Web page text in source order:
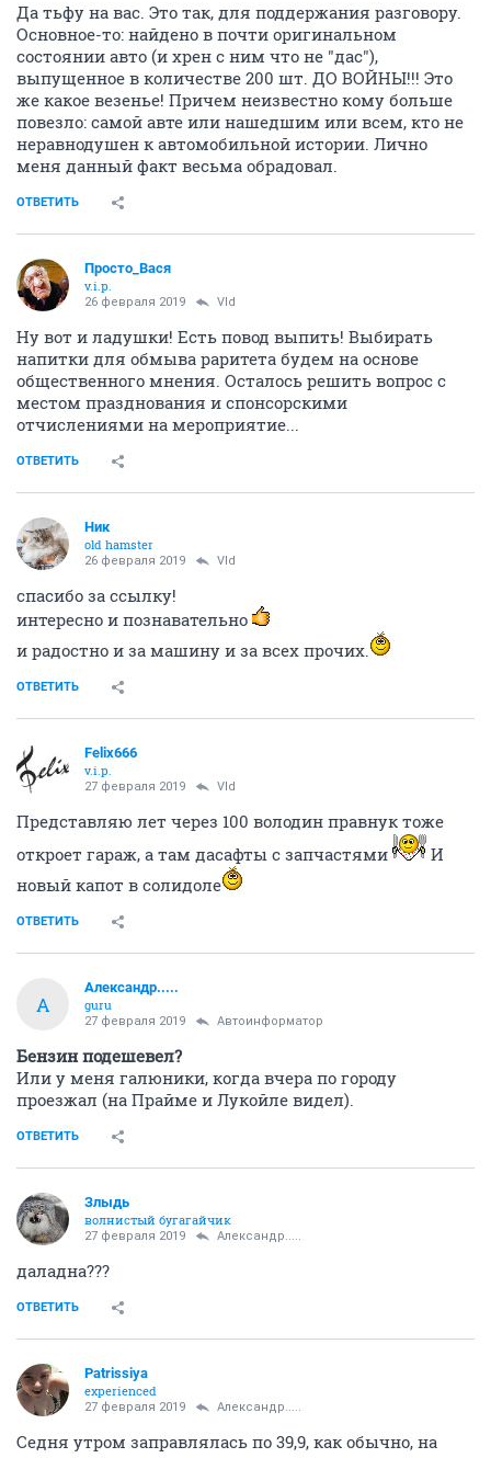
Да тьфу на вас. Это так, для поддержания разговору.
Основное-то: найдено в почти оригинальном
состоянии авто (и хрен с ним что не "дас"),
выпущенное в количестве 200 шт. ДО ВОЙНЫ!!! Это
же какое везенье! Причем неизвестно кому больше
повезло: самой авте или нашедшим или всем, кто не
неравнодушен к автомобильной истории. Лично
меня данный факт весьма обрадовал.
ОТВЕТИТЬ
Просто_Вася
v.i.p.
26 февраля 2019 Vld
Ну вот и ладушки! Есть повод выпить! Выбирать
напитки для обмыва раритета будем на основе
общественного мнения. Осталось решить вопрос с
местом празднования и спонсорскими
отчислениями на мероприятие...
ОТВЕТИТЬ
Ник
old hamster
26 февраля 2019 Vld
спасибо за ссылку!
интересно и познавательно
и радостно и за машину и за всех прочих.
ОТВЕТИТЬ
Felix666
v.i.p.
27 февраля 2019 Vld
Представляю лет через 100 володин правнук тоже
откроет гараж, а там дасафты с запчастями
И
новый капот в солидоле
ОТВЕТИТЬ
А
Александр.....
guru
27 февраля 2019 Автоинформатор
Бензин подешевел?
Или у меня галюники, когда вчера по городу
проезжал (на Прайме и Лукойле видел).
ОТВЕТИТЬ
Злыдь
волнистый бугагайчик
27 февраля 2019 Александр.....
даладна???
ОТВЕТИТЬ
Patrissiya
experienced
27 февраля 2019 Александр.....
Седня утром заправлялась по 39,9, как обычно, на